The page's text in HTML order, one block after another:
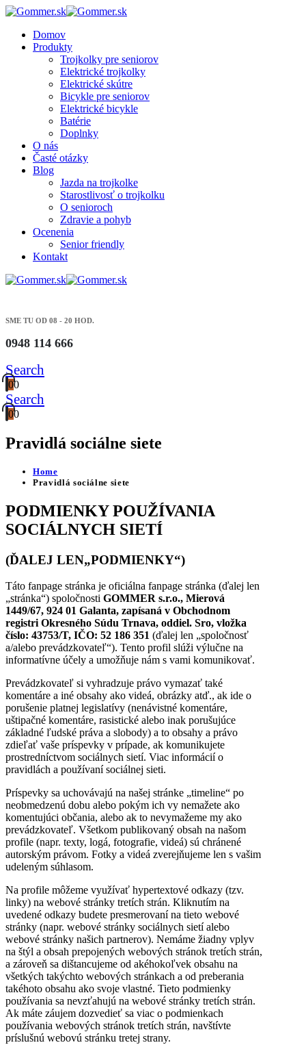
Domov
Produkty
Trojkolky pre seniorov
Elektrické trojkolky
Elektrické skútre
Bicykle pre seniorov
Elektrické bicykle
Batérie
Doplnky
O nás
Časté otázky
Blog
Jazda na trojkolke
Starostlivosť o trojkolku
O senioroch
Zdravie a pohyb
Ocenenia
Senior friendly
Kontakt
SME TU OD 08 - 20 HOD.
0948 114 666
Search
00
Search
00
Pravidlá sociálne siete
Home
Pravidlá sociálne siete
PODMIENKY POUŽÍVANIA
SOCIÁLNYCH SIETÍ
(ĎALEJ LEN„PODMIENKY“)
Táto fanpage stránka je oficiálna fanpage stránka (ďalej len
„stránka“) spoločnosti GOMMER s.r.o., Mierová
1449/67, 924 01 Galanta, zapísaná v Obchodnom
registri Okresného Súdu Trnava, oddiel. Sro, vložka
číslo: 43753/T, IČO: 52 186 351 (ďalej len „spoločnosť
a/alebo prevádzkovateľ“). Tento profil slúži výlučne na
informatívne účely a umožňuje nám s vami komunikovať.
Prevádzkovateľ si vyhradzuje právo vymazať také
komentáre a iné obsahy ako videá, obrázky atď., ak ide o
porušenie platnej legislatívy (nenávistné komentáre,
uštipačné komentáre, rasistické alebo inak porušujúce
základné ľudské práva a slobody) a to obsahy a právo
zdieľať vaše príspevky v prípade, ak komunikujete
prostredníctvom sociálnych sietí. Viac informácií o
pravidlách a používaní sociálnej sieti.
Príspevky sa uchovávajú na našej stránke „timeline“ po
neobmedzenú dobu alebo pokým ich vy nemažete ako
komentujúci občania, alebo ak to nevymažeme my ako
prevádzkovateľ. Všetkom publikovaný obsah na našom
profile (napr. texty, logá, fotografie, videá) sú chránené
autorským právom. Fotky a videá zverejňujeme len s vašim
udeleným súhlasom.
Na profile môžeme využívať hypertextové odkazy (tzv.
linky) na webové stránky tretích strán. Kliknutím na
uvedené odkazy budete presmerovaní na tieto webové
stránky (napr. webové stránky sociálnych sietí alebo
webové stránky našich partnerov). Nemáme žiadny vplyv
na štýl a obsah prepojených webových stránok tretích strán,
a zároveň sa dištancujeme od akéhokoľvek obsahu na
všetkých takýchto webových stránkach a od preberania
takéhoto obsahu ako svoje vlastné. Tieto podmienky
používania sa nevzťahujú na webové stránky tretích strán.
Ak máte záujem dozvedieť sa viac o podmienkach
používania webových stránok tretích strán, navštívte
príslušnú webovú stránku tretej strany.